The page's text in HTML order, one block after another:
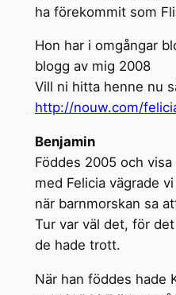
ha förekommit som
Hon har i omgångar
blogg av mig 2008
Vill ni hitta henne nu
http://nouw.com/
Benjamin
Föddes 2005 och
med Felicia vägrade
när barnmorskan sa
Tur var väl det, för
de hade trott.
När han föddes hade